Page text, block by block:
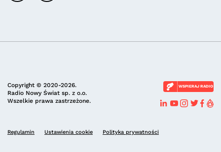
Copyright © 2020-2026.
Radio Nowy Świat sp. z o.o.
Wszelkie prawa zastrzeżone.
WSPIERAJ RADIO
Regulamin Ustawienia cookie Polityka prywatności